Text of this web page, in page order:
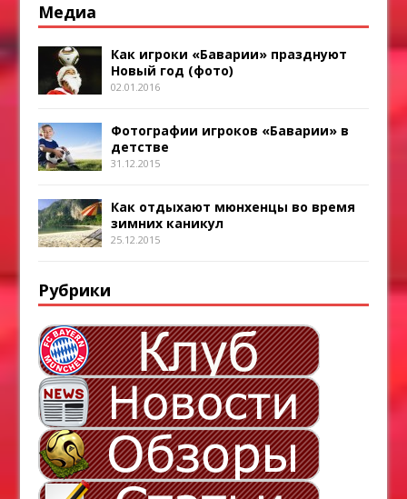
Медиа
Как игроки «Баварии» празднуют
Новый год (фото)
02.01.2016
Фотографии игроков «Баварии» в
детстве
31.12.2015
Как отдыхают мюнхенцы во время
зимних каникул
25.12.2015
Рубрики